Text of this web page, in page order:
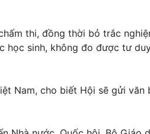
thi, đồng thời bỏ trắc
học sinh, không đo được tư
Nam, cho biết Hội sẽ gửi văn